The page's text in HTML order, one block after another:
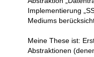
Implementierung
Mediums
Meine These ist:
Abstraktionen